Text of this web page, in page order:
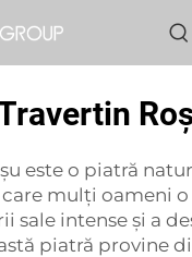
este o piatră
mulți oameni o
sale intense și a
piatră provine